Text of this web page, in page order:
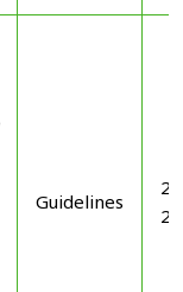
Guidelines